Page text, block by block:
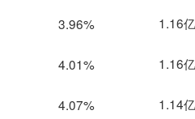
3.96% 1.16亿
4.01% 1.16亿
4.07% 1.14亿